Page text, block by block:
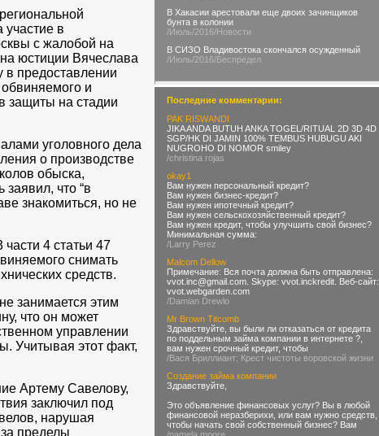
участие в
с жалобой на
юстиции Вячеслава
в предоставлении
и
защиты на стадии
уголовного дела
о производстве
обыска,
что “в
знакомиться, но не
4 статьи 47
снимать
средств.
занимается этим
что он может
управлении
Учитывая этот факт,
Артему Савелову,
заключил под
нарушая
пределы
В Хакасии арестовали еще двоих зачинщиков
бунта в колонии
/Июль/2016/Новости
В СИЗО Владивостока скончался осужденный
/Июль/2016/Беспредел
Последние комментарии:
PAK RISWANDI
JIKA ANDA BUTUH ANKA TOGEL/RITUAL 2D 3D 4D
SGP/HK DI JAMIN 100% TEMBUS HUBUGU AKI
NUGROHO DI NOMOR smiley
/christina rojas
okay1
Вам нужен персональный кредит?
Вам нужен бизнес-кредит?
Вам нужен ипотечный кредит?
Вам нужен сельскохозяйственный кредит?
Вам нужен кредит, чтобы улучшить свой бизнес?
Минимальная сумма:
/Larry Perez
Malcom Dellow
Примечание: Вся почта должна быть отправлена:
vvot.inc@gmail.com . Skype: vvot.inckredit. Веб-сайт:
vvot.webgarden.com
/Damian Drewlo
Mr Brown Titcomb
Здравствуйте, вы были ли отказаться от кредита
по поддельным займа компании в интернете ?,
вам нужен срочный кредит, чтобы
/Вася Бриллиант; Крест чистоты воровской жизни
Создание займа компании
Здравствуйте,
Это объявление финансовых услуг? Вы в любой
финансовой неразберихи, или вам нужно средств,
чтобы начать свой собственный бизнес? Вам